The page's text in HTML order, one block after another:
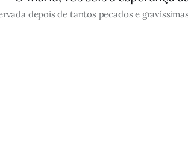
depois de tantos pecados e